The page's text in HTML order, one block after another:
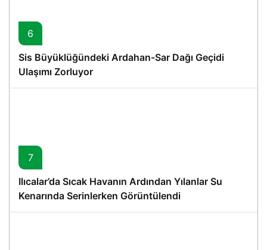
6
Sis Büyüklüğündeki Ardahan-Sar Dağı Geçidi
Ulaşımı Zorluyor
7
Ilıcalar’da Sıcak Havanın Ardından Yılanlar Su
Kenarında Serinlerken Görüntülendi